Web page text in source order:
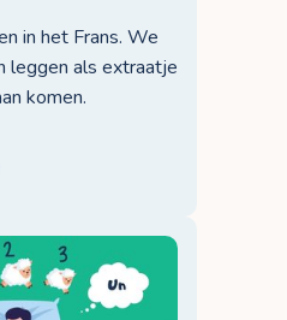
in het Frans. We
leggen als extraatje
komen.